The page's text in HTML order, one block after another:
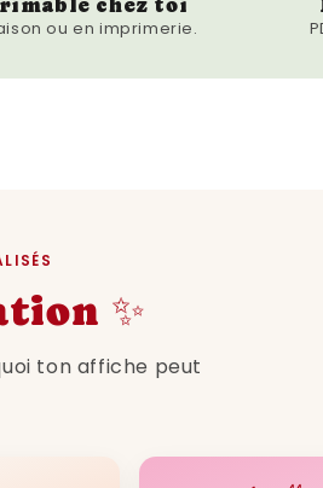
soyez un amateur de café ou
qui ravira les sens
les pour ajouter une
à votre espace personnel
ou offrez à quelqu'un une
ou en imprimerie.
✨
ton affiche peut